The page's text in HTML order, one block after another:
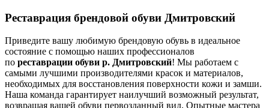
Реставрация брендовой обуви Дмитровский
Приведите вашу любимую брендовую обувь в идеальное
состояние с помощью наших профессионалов
по реставрации обуви р. Дмитровский! Мы работаем с
самыми лучшими производителями красок и материалов,
необходимых для восстановления поверхности кожи и замши.
Наша команда гарантирует наилучший возможный результат,
возвращая вашей обуви первозданный вид. Опытные мастера